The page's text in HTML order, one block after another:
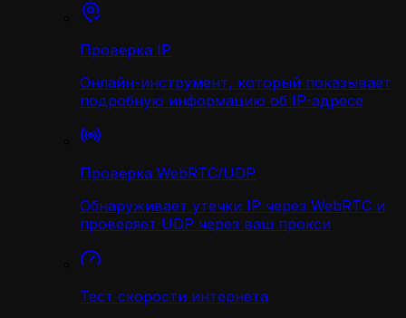
Проверка IP
Онлайн-инструмент, который показывает
подробную информацию об IP-адресе
Проверка WebRTC/UDP
Обнаруживает утечки IP через WebRTC и
проверяет UDP через ваш прокси
Тест скорости интернета